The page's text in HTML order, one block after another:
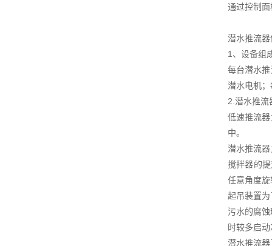
通过控制
潜水推流
1、设备组
每台潜水
潜水电机
2.潜水推流
低速推流
中。
潜水推流
搅拌器的
任意角度
起吊装置
污水的腐
时较多启
潜水推流